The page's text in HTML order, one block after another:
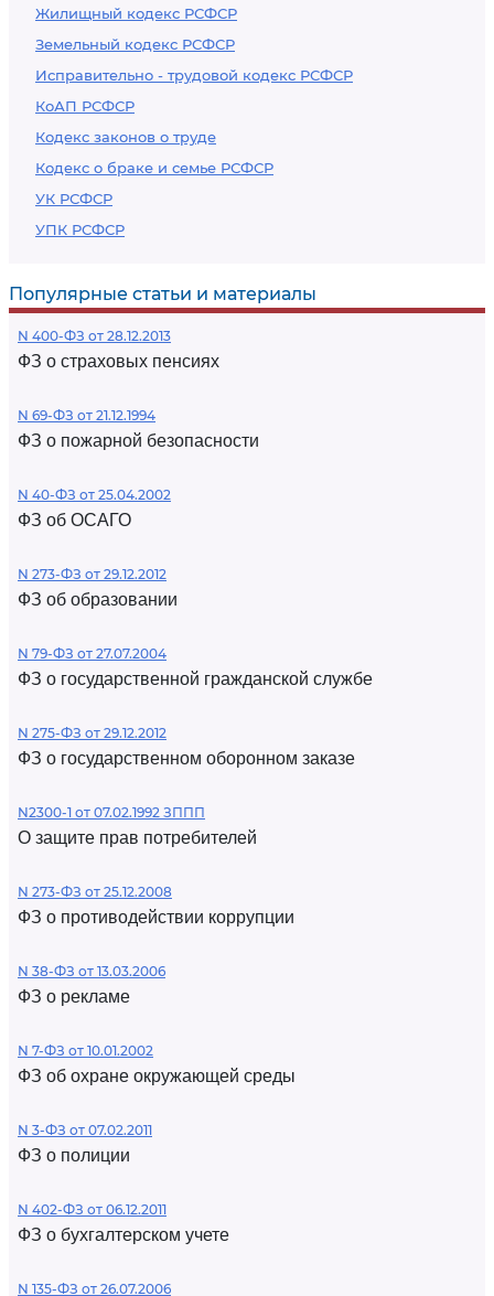
Жилищный кодекс РСФСР
Земельный кодекс РСФСР
Исправительно - трудовой кодекс РСФСР
КоАП РСФСР
Кодекс законов о труде
Кодекс о браке и семье РСФСР
УК РСФСР
УПК РСФСР
Популярные статьи и материалы
N 400-ФЗ от 28.12.2013
ФЗ о страховых пенсиях
N 69-ФЗ от 21.12.1994
ФЗ о пожарной безопасности
N 40-ФЗ от 25.04.2002
ФЗ об ОСАГО
N 273-ФЗ от 29.12.2012
ФЗ об образовании
N 79-ФЗ от 27.07.2004
ФЗ о государственной гражданской службе
N 275-ФЗ от 29.12.2012
ФЗ о государственном оборонном заказе
N2300-1 от 07.02.1992 ЗППП
О защите прав потребителей
N 273-ФЗ от 25.12.2008
ФЗ о противодействии коррупции
N 38-ФЗ от 13.03.2006
ФЗ о рекламе
N 7-ФЗ от 10.01.2002
ФЗ об охране окружающей среды
N 3-ФЗ от 07.02.2011
ФЗ о полиции
N 402-ФЗ от 06.12.2011
ФЗ о бухгалтерском учете
N 135-ФЗ от 26.07.2006